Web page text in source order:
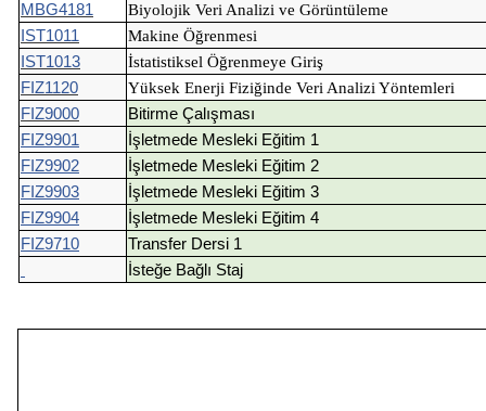
MBG4181
Biyolojik Veri Analizi ve Görüntüleme
IST1011
Makine Öğrenmesi
IST1013
İstatistiksel Öğrenmeye Giriş
FIZ1120
Yüksek Enerji Fiziğinde Veri Analizi Yöntemleri
FIZ9000
Bitirme Çalışması
FIZ9901
İşletmede Mesleki Eğitim 1
FIZ9902
İşletmede Mesleki Eğitim 2
FIZ9903
İşletmede Mesleki Eğitim 3
FIZ9904
İşletmede Mesleki Eğitim 4
FIZ9710
Transfer Dersi 1
İsteğe Bağlı Staj